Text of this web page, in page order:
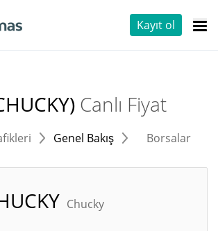
Kayıt ol
Canlı Fiyat
Genel Bakış Borsalar
Chucky